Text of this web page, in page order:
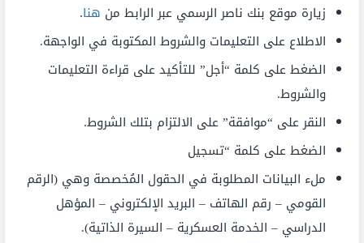
زيارة موقع بنك ناصر الرسمي عبر الرابط من هنا.
الاطلاع على التعليمات والشروط المكتوبة في الواجهة.
الضغط على كلمة “أجل” للتأكيد على قراءة التعليمات
والشروط.
النقر على “موافقة” على الالتزام بتلك الشروط.
الضغط على كلمة “تسجيل
ملء البيانات المطلوبة في الحقول المُخصصة وهي (الرقم
القومي – رقم الهاتف – البريد الإلكتروني – المؤهل
الدراسي – الخدمة العسكرية – السيرة الذاتية).